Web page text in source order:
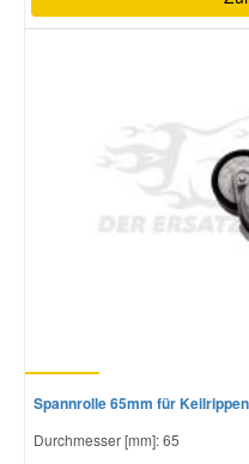
Spannrolle 65mm für
Durchmesser [mm]: 65